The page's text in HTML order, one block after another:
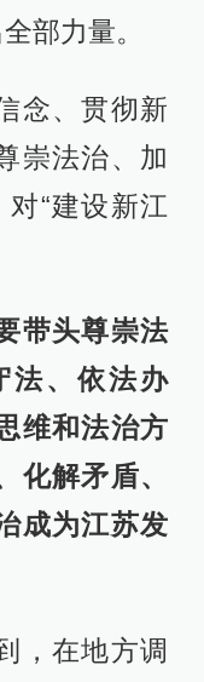
部力量。
念、贯彻新
崇法治、加
“建设新江
带头尊崇法
法、依法办
维和法治方
化解矛盾、
成为江苏发
，在地方调